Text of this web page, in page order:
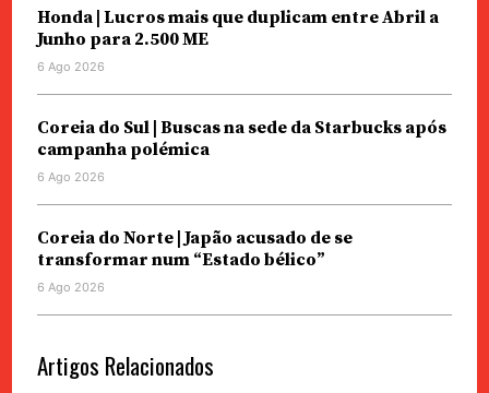
Honda | Lucros mais que duplicam entre Abril a
Junho para 2.500 ME
6 Ago 2026
Coreia do Sul | Buscas na sede da Starbucks após
campanha polémica
6 Ago 2026
Coreia do Norte | Japão acusado de se
transformar num “Estado bélico”
6 Ago 2026
Artigos Relacionados